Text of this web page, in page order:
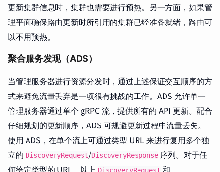
更新集群信息时，集群也需要进行预热。另一方面，如果管
理平面确保路由更新时所引用的集群已经准备就绪，路由可
以不用预热。
聚合服务发现（ADS）
当管理服务器进行资源分发时，通过上述保证交互顺序的方
式来避免流量丢弃是一项很有挑战的工作。ADS 允许单一
管理服务器通过单个 gRPC 流，提供所有的 API 更新。配合
仔细规划的更新顺序，ADS 可规避更新过程中流量丢失。
使用 ADS，在单个流上可通过类型 URL 来进行复用多个独
立的 DiscoveryRequest/DiscoveryResponse 序列。对于任
何给定类型的 URL，以上 DiscoveryRequest 和